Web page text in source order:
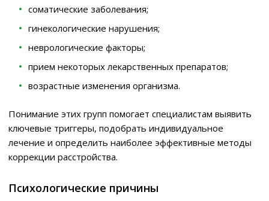
соматические заболевания;
гинекологические нарушения;
неврологические факторы;
прием некоторых лекарственных препаратов;
возрастные изменения организма.
Понимание этих групп помогает специалистам выявить
ключевые триггеры, подобрать индивидуальное
лечение и определить наиболее эффективные методы
коррекции расстройства.
Психологические причины